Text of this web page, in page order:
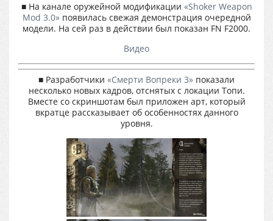
■ На канале оружейной модификации «Shoker Weapon
Mod 3.0» появилась свежая демонстрация очередной
модели. На сей раз в действии был показан FN F2000.
Видео
■ Разработчики «Смерти Вопреки 3» показали
несколько новых кадров, отснятых с локации Топи.
Вместе со скриншотам был приложен арт, который
вкратце рассказывает об особенностях данного
уровня.